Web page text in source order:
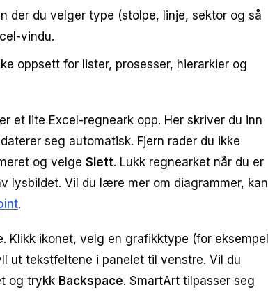
der du velger type (stolpe, linje, sektor og så
vindu.
oppsett for lister, prosesser, hierarkier og
et lite Excel-regneark opp. Her skriver du inn
seg automatisk. Fjern rader du ikke
og velge Slett. Lukk regnearket når du er
lysbildet. Vil du lære mer om diagrammer, kan
.
Klikk ikonet, velg en grafikktype (for eksempel
ut tekstfeltene i panelet til venstre. Vil du
og trykk Backspace. SmartArt tilpasser seg